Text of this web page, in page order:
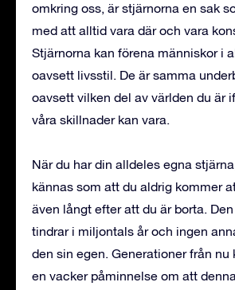
omkring oss, är stjärnorna en sak
med att alltid vara där och vara
Stjärnorna kan förena människor i
oavsett livsstil. De är samma
oavsett vilken del av världen du är
våra skillnader kan vara.
När du har din alldeles egna
kännas som att du aldrig kommer
även långt efter att du är borta.
tindrar i miljontals år och ingen
den sin egen. Generationer från nu
en vacker påminnelse om att